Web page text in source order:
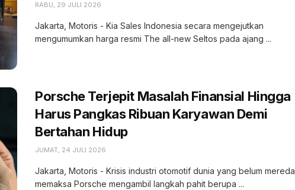
RABU, 29 JULI 2026
Jakarta, Motoris - Kia Sales Indonesia secara mengejutkan
mengumumkan harga resmi The all-new Seltos pada ajang ...
Porsche Terjepit Masalah Finansial Hingga
Harus Pangkas Ribuan Karyawan Demi
Bertahan Hidup
JUMAT, 24 JULI 2026
Jakarta, Motoris - Krisis industri otomotif dunia yang belum mereda
memaksa Porsche mengambil langkah pahit berupa ...